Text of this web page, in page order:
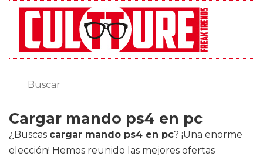
Cargar mando ps4 en pc
¿Buscas cargar mando ps4 en pc? ¡Una enorme
elección! Hemos reunido las mejores ofertas